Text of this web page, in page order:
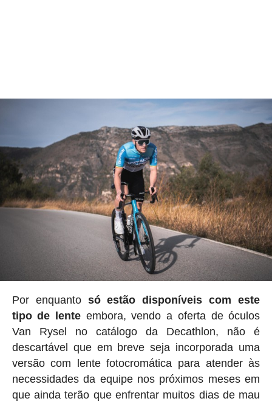
Por enquanto só estão disponíveis com este
tipo de lente embora, vendo a oferta de óculos
Van Rysel no catálogo da Decathlon, não é
descartável que em breve seja incorporada uma
versão com lente fotocromática para atender às
necessidades da equipe nos próximos meses em
que ainda terão que enfrentar muitos dias de mau